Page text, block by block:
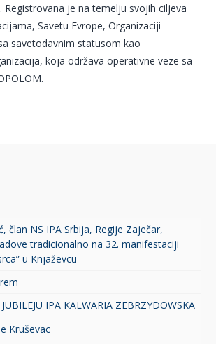
Registrovana je na temelju svojih ciljeva
Savetu Evrope, Organizaciji
savetodavnim statusom kao
koja održava operativne veze sa
član NS IPA Srbija, Regije Zaječar,
tradicionalno na 32. manifestaciji
u Knjaževcu
IPA KALWARIA ZEBRZYDOWSKA
Kruševac